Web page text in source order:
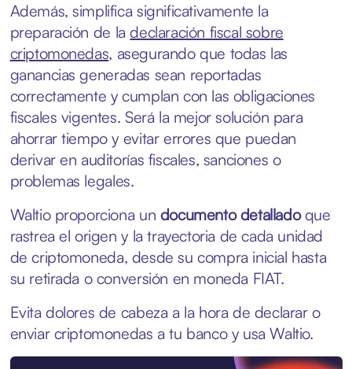
Además, simplifica significativamente la
preparación de ladeclaración fiscal sobre
criptomonedas, asegurando que todas las
ganancias generadas sean reportadas
correctamente y cumplan con las obligaciones
fiscales vigentes. Será la mejor solución para
ahorrar tiempo y evitar errores que puedan
derivar en auditorías fiscales, sanciones o
problemas legales.
Waltio proporciona un documento detalladoque
rastrea el origen y la trayectoria de cada unidad
de criptomoneda, desde su compra inicial hasta
su retirada o conversión en moneda FIAT.
Evita dolores de cabeza a la hora de declarar o
enviar criptomonedas a tu banco y usa Waltio.